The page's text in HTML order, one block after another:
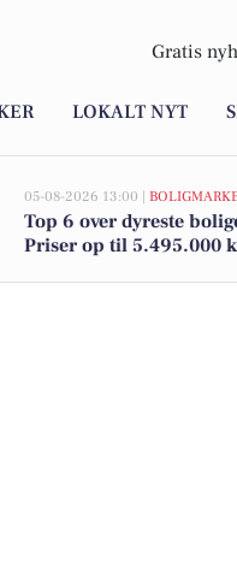
Gratis
LOKALT NYT
05-08-2026 13:00 |
Top 6 over dyreste
Priser op til 5.495.000